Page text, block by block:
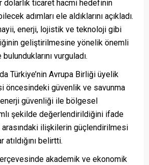
dolarlık ticaret hacmi hedefinin
adımları ele aldıklarını açıkladı.
enerji, lojistik ve teknoloji gibi
geliştirilmesine yönelik önemli
vurguladı.
Türkiye’nin Avrupa Birliği üyelik
öncesindeki güvenlik ve savunma
güvenliği ile bölgesel
şekilde değerlendirildiğini ifade
ilişkilerin güçlendirilmesi
atıldığını belirtti.
akademik ve ekonomik